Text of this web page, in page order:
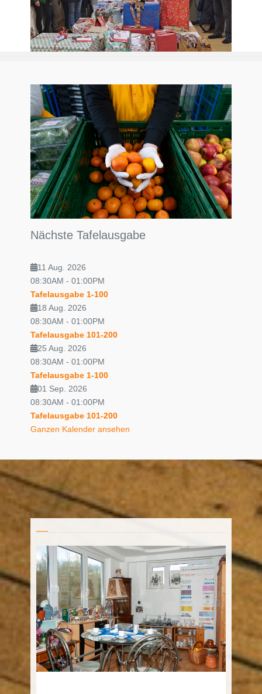
Nächste Tafelausgabe
11 Aug. 2026
08:30AM - 01:00PM
Tafelausgabe 1-100
18 Aug. 2026
08:30AM - 01:00PM
Tafelausgabe 101-200
25 Aug. 2026
08:30AM - 01:00PM
Tafelausgabe 1-100
01 Sep. 2026
08:30AM - 01:00PM
Tafelausgabe 101-200
Ganzen Kalender ansehen